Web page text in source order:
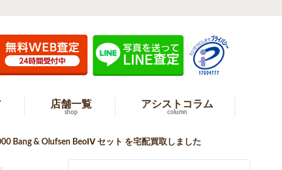
店舗一覧
shop
アシストコラム
column
Bang & Olufsen BeoⅣ セット を宅配買取しました